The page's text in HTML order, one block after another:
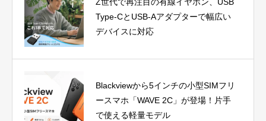
Z世代で再注目の有線イヤホン、USB
Type-CとUSB-Aアダプターで幅広い
デバイスに対応
Blackviewから5インチの小型SIMフリ
ースマホ「WAVE 2C」が登場！片手
で使える軽量モデル